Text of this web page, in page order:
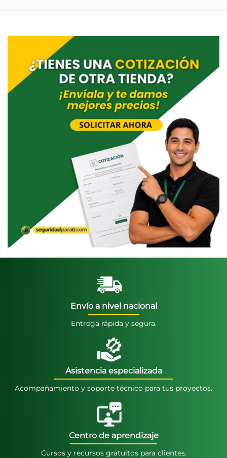
Envío a nivel nacional
Entrega rápida y segura.
Asistencia especializada
Acompañamiento y soporte técnico para tus proyectos.
Centro de aprendizaje
Cursos y recursos gratuitos para clientes.